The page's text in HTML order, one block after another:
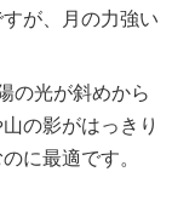
が、月の力強い
の光が斜めから
の影がはっきり
に最適です。